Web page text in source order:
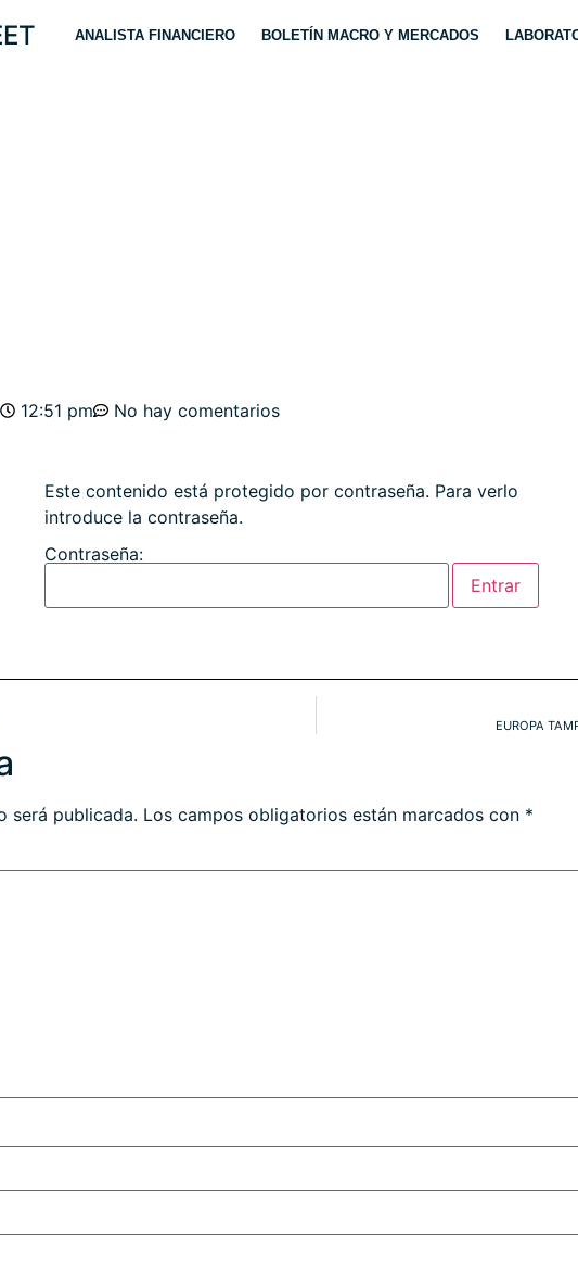
ANALISTA FINANCIERO BOLETÍN MACRO Y MERCADOS
12:51 pm No hay comentarios
Este contenido está protegido por contraseña. Para verlo
introduce la contraseña.
Contraseña:
EUROPA
será publicada. Los campos obligatorios están marcados con *